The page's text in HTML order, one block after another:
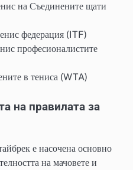
на Съединените щати
федерация (ITF)
професионалистите
в тениса (WTA)
на правилата за
е насочена основно
на мачовете и